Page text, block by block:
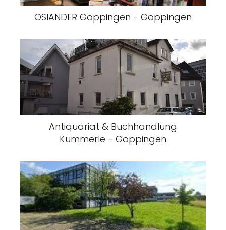
OSIANDER Göppingen - Göppingen
Antiquariat & Buchhandlung
Kümmerle - Göppingen